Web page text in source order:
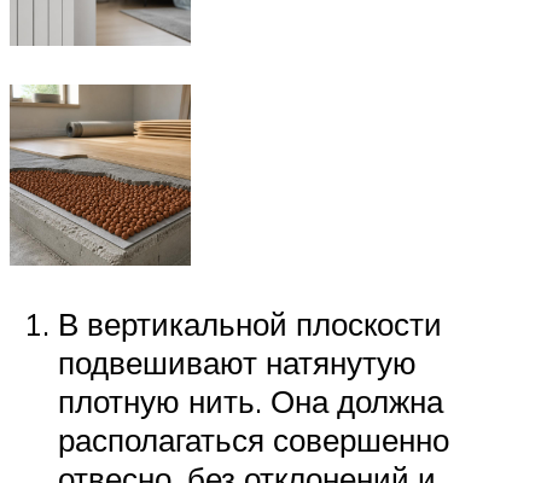
В вертикальной плоскости
подвешивают натянутую
плотную нить. Она должна
располагаться совершенно